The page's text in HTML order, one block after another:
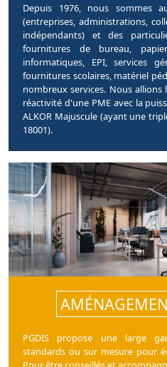
Depuis 1976, nous sommes
(entreprises, administrations,
indépendants) et des
fournitures de bureau,
informatiques, EPI, services
fournitures scolaires, matériel
nombreux services. Nous
réactivité d'une PME avec la
ALKOR Majuscule (ayant une
18001).
PGDIS propose une large
standards ou sur mesure pour